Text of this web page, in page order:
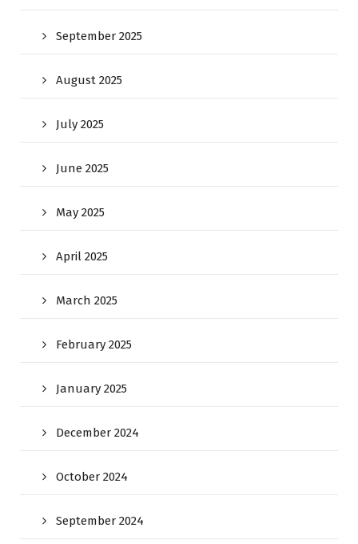
September 2025
August 2025
July 2025
June 2025
May 2025
April 2025
March 2025
February 2025
January 2025
December 2024
October 2024
September 2024